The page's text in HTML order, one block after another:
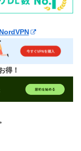
NordVPN
得！